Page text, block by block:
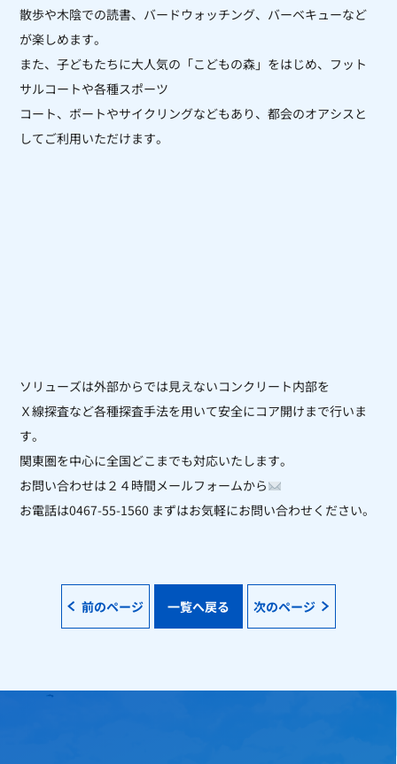
散歩や木陰での読書、バードウォッチング、バーベキューなど
が楽しめます。
また、子どもたちに大人気の「こどもの森」をはじめ、フット
サルコートや各種スポーツ
コート、ボートやサイクリングなどもあり、都会のオアシスと
してご利用いただけます。
ソリューズは外部からでは見えないコンクリート内部を
Ｘ線探査など各種探査手法を用いて安全にコア開けまで行いま
す。
関東圏を中心に全国どこまでも対応いたします。
お問い合わせは２４時間メールフォームから
お電話は0467-55-1560 まずはお気軽にお問い合わせください。
前のページ 一覧へ戻る 次のページ